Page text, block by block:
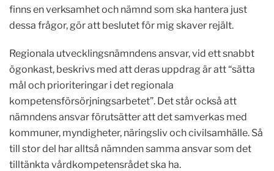
finns en verksamhet och nämnd som ska hantera just
dessa frågor, gör att beslutet för mig skaver rejält.
Regionala utvecklingsnämndens ansvar, vid ett snabbt
ögonkast, beskrivs med att deras uppdrag är att “sätta
mål och prioriteringar i det regionala
kompetensförsörjningsarbetet”. Det står också att
nämndens ansvar förutsätter att det samverkas med
kommuner, myndigheter, näringsliv och civilsamhälle. Så
till stor del har alltså nämnden samma ansvar som det
tilltänkta vårdkompetensrådet ska ha.